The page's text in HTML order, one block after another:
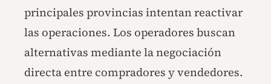
principales provincias intentan reactivar
las operaciones. Los operadores buscan
alternativas mediante la negociación
directa entre compradores y vendedores.